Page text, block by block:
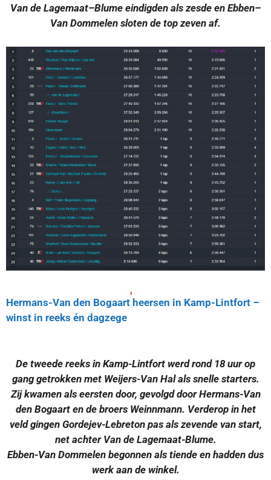
Van de Lagemaat–Blume eindigden als zesde en Ebben–
Van Dommelen sloten de top zeven af.
Hermans-Van den Bogaart heersen in Kamp-Lintfort –
winst in reeks én dagzege
De tweede reeks in Kamp-Lintfort werd rond 18 uur op
gang getrokken met Weijers-Van Hal als snelle starters.
Zij kwamen als eersten door, gevolgd door Hermans-Van
den Bogaart en de broers Weinnmann. Verderop in het
veld gingen Gordejev-Lebreton pas als zevende van start,
net achter Van de Lagemaat-Blume.
Ebben-Van Dommelen begonnen als tiende en hadden dus
werk aan de winkel.